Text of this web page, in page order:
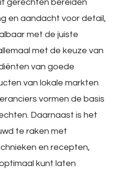
gerechten bereiden
en aandacht voor detail,
met de juiste
met de keuze van
van goede
van lokale markten
vormen de basis
Daarnaast is het
te raken met
en recepten,
kunt laten